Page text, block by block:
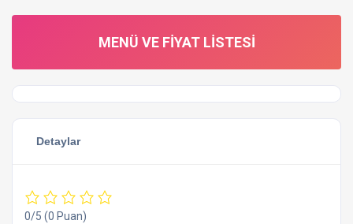
MENÜ VE FIYAT LISTESI
Detaylar
0/5 (0 Puan)